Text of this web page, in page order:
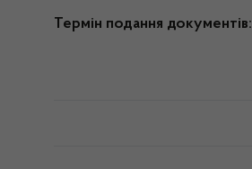
Термін подання документів: